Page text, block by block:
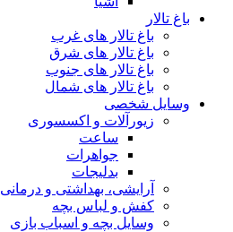
باغ تالار
باغ تالار های غرب
باغ تالار های شرق
باغ تالار های جنوب
باغ تالار های شمال
وسایل شخصی
زیورآلات و اکسسوری
ساعت
جواهرات
بدلیجات
آرایشی، بهداشتی و درمانی
کفش و لباس بچه
وسایل بچه و اسباب بازی